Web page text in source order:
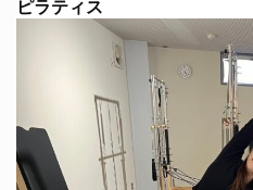
ピラティス